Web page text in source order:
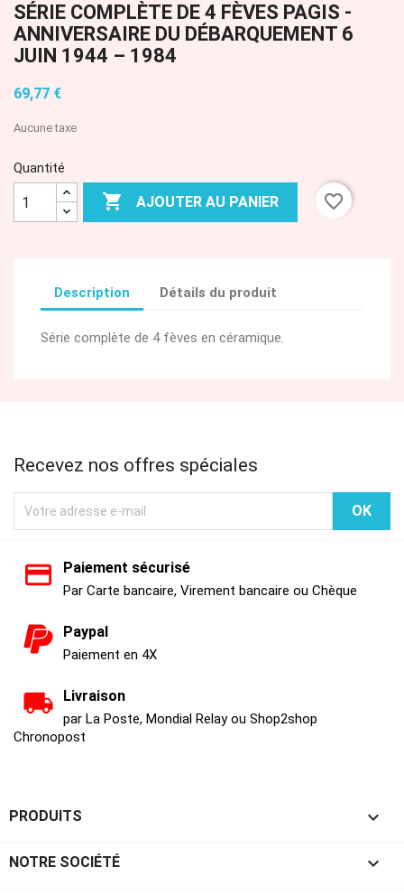
SÉRIE COMPLÈTE DE 4 FÈVES PAGIS -
ANNIVERSAIRE DU DÉBARQUEMENT 6
JUIN 1944 – 1984
69,77 €
Aucune taxe
Quantité
 AJOUTER AU PANIER favorite_border
Description Détails du produit
Série complète de 4 fèves en céramique.
Recevez nos offres spéciales
Paiement sécurisé
Par Carte bancaire, Virement bancaire ou Chèque
Paypal
Paiement en 4X
Livraison
par La Poste, Mondial Relay ou Shop2shop
Chronopost
PRODUITS 
NOTRE SOCIÉTÉ 